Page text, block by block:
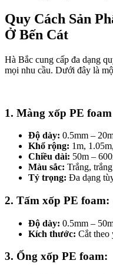
Quy Cách Sản
Ở Bến Cát
Hà Bắc cung cấp đa dạng
mọi nhu cầu. Dưới đây là
1. Màng xốp PE
Độ dày: 0.5mm –
Khổ rộng: 1m,
Chiều dài: 50m –
Màu sắc: Trắng,
Tỷ trọng: Đa dạng
2. Tấm xốp PE foam:
Độ dày: 0.5mm –
Kích thước: Cắt theo
3. Ống xốp PE foam: